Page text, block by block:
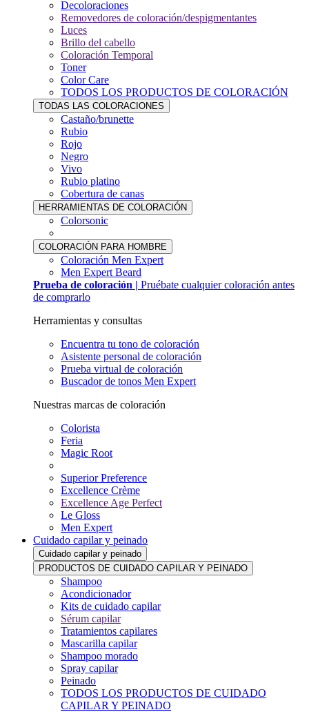
Decoloraciones
Removedores de coloración/despigmentantes
Luces
Brillo del cabello
Coloración Temporal
Toner
Color Care
TODOS LOS PRODUCTOS DE COLORACIÓN
TODAS LAS COLORACIONES
Castaño/brunette
Rubio
Rojo
Negro
Vivo
Rubio platino
Cobertura de canas
HERRAMIENTAS DE COLORACIÓN
Colorsonic
COLORACIÓN PARA HOMBRE
Coloración Men Expert
Men Expert Beard
Prueba de coloración | Pruébate cualquier coloración antes
de comprarlo
Herramientas y consultas
Encuentra tu tono de coloración
Asistente personal de coloración
Prueba virtual de coloración
Buscador de tonos Men Expert
Nuestras marcas de coloración
Colorista
Feria
Magic Root
Superior Preference
Excellence Crème
Excellence Age Perfect
Le Gloss
Men Expert
Cuidado capilar y peinado
Cuidado capilar y peinado
PRODUCTOS DE CUIDADO CAPILAR Y PEINADO
Shampoo
Acondicionador
Kits de cuidado capilar
Sérum capilar
Tratamientos capilares
Mascarilla capilar
Shampoo morado
Spray capilar
Peinado
TODOS LOS PRODUCTOS DE CUIDADO
CAPILAR Y PEINADO